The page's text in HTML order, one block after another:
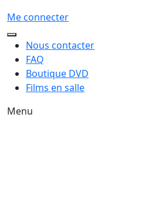
Me connecter
Nous contacter
FAQ
Boutique DVD
Films en salle
Menu